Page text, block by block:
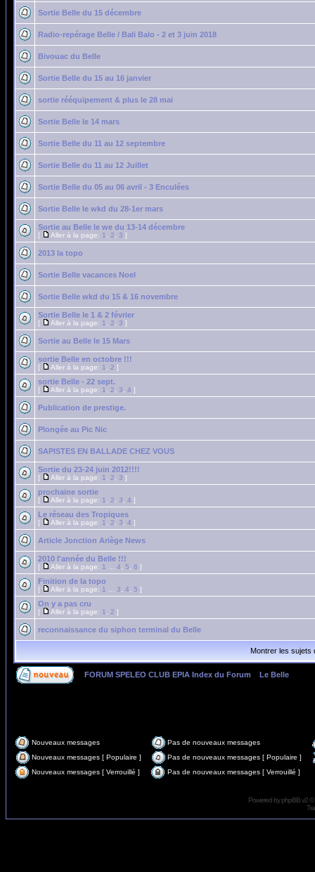
Sortie Belle du 15 décembre
Radio-repérage Belle / Bali Balo - 2 et 3 juin 2018
Bivouac du Belle
Sortie Belle du 15 au 16 janvier
sortie rééquipement & plus le 28 mai
Sortie Belle le 14 mars
Sortie Belle du 11 au 12 septembre
Sortie Belle du 11 au 12 Juillet
Sortie Belle du 05 au 06 avril - 3 Enculées
Sortie Belle le wkd du 28-1er mars
Sortie au Belle le we du 13-14 décembre
[ Aller à la page: 1 2 3 ]
2013 la topo
Sortie Belle vacances Noel
Sortie Belle wkd du 15 & 16 novembre
Sortie Belle le 1 & 2 février
[ Aller à la page: 1 2 3 ]
Sortie au Belle le 15 Mars
sortie Belle en octobre !!!
[ Aller à la page: 1 2 ]
sortie Belle - 22 sept.
[ Aller à la page: 1 2 3 4 ]
Publication de prestige.
Plongée au Pic Nic
SAPISTES EN BALLADE CHEZ VOUS
Sortie du 23-24 juin 2012!!!!
[ Aller à la page: 1 2 3 ]
prochaine sortie
[ Aller à la page: 1 2 3 4 ]
Le réseau des Tropiques
[ Aller à la page: 1 2 3 4 ]
Article Jonction Ariège News
2010 l'année du Belle !!!
[ Aller à la page: 1 4 5 6 ]
Finition de la topo
[ Aller à la page: 1 3 4 5 ]
On y a pas cru
[ Aller à la page: 1 2 ]
reconnaissance du siphon terminal du Belle
Montrer les sujets
FORUM SPELEO CLUB EPIA Index du Forum Le Belle
Nouveaux messages
Pas de nouveaux messages
Nouveaux messages [ Populaire ]
Pas de nouveaux messages [ Populaire ]
Nouveaux messages [ Verrouillé ]
Pas de nouveaux messages [ Verrouillé ]
Powered byphpBBv2 ©